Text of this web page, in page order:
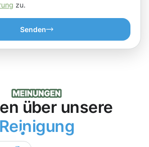
zu.
Senden
über unsere
Reinigung